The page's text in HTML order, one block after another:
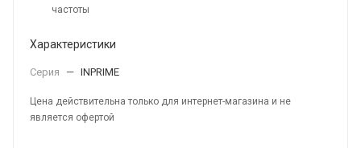
частоты
Характеристики
Серия — INPRIME
Цена действительна только для интернет-магазина и не
является офертой